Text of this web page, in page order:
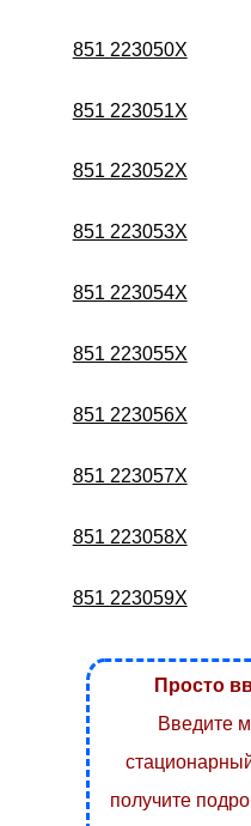
851 223050X
851 223051X
851 223052X
851 223053X
851 223054X
851 223055X
851 223056X
851 223057X
851 223058X
851 223059X
Просто
Введите
получите